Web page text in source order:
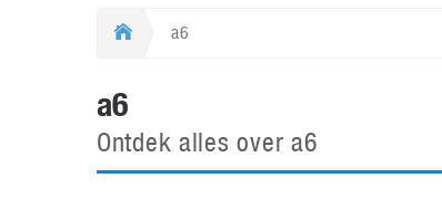
Apple
Computermuseum
Honor
Huawei
Oppo
Categorien submenu
5G
Aanbiedingen
Abonnement
Digitale camera’s
DSLR camera’s
a6
a6
Ontdek alles over a6